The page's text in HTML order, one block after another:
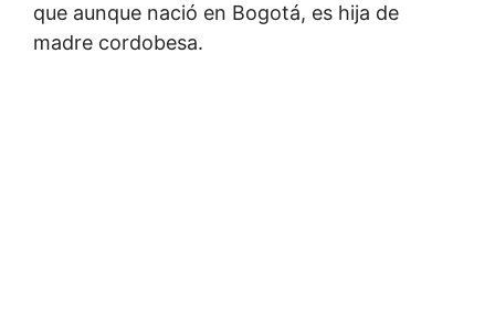
que aunque nació en Bogotá, es hija de
madre cordobesa.